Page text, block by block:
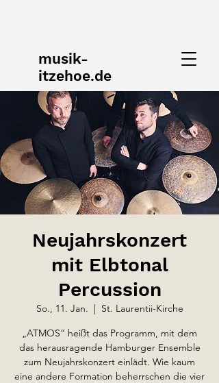
musik-
itzehoe.de
Neujahrskonzert
mit Elbtonal
Percussion
So., 11. Jan.
  |
St. Laurentii-Kirche
„ATMOS“ heißt das Programm, mit dem
das herausragende Hamburger Ensemble
zum Neujahrskonzert einlädt. Wie kaum
eine andere Formation beherrschen die vier